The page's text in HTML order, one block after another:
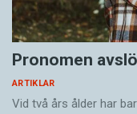
Pronomen
ARTIKLAR
Vid två års ålder har